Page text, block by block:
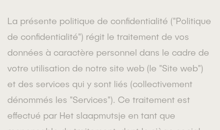
La présente politique de confidentialité ("Politique
de confidentialité") régit le traitement de vos
données à caractère personnel dans le cadre de
votre utilisation de notre site web (le "Site web")
et des services qui y sont liés (collectivement
dénommés les "Services"). Ce traitement est
effectué par Het slaapmutsje en tant que